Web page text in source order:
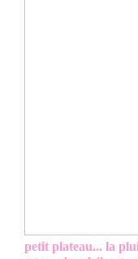
petit plateau... la